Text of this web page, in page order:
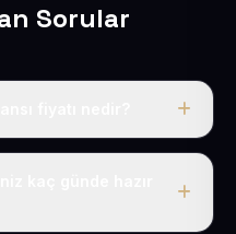
Sorular
+ KDV. Bu bedele alan